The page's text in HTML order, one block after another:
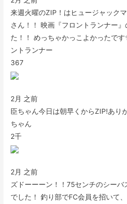
来週火曜のZIP！はヒュージャック
さん！！ 映画『フロントランナー
た！！ めっちゃかっこよかったで
ントランナー
367
2月 之前
臣ちゃん今日は朝早くからZIP!あり
ちゃん
2千
2月 之前
ズドーーーン！！75センチのシー
でした！ 釣り部でFC会員を招いて